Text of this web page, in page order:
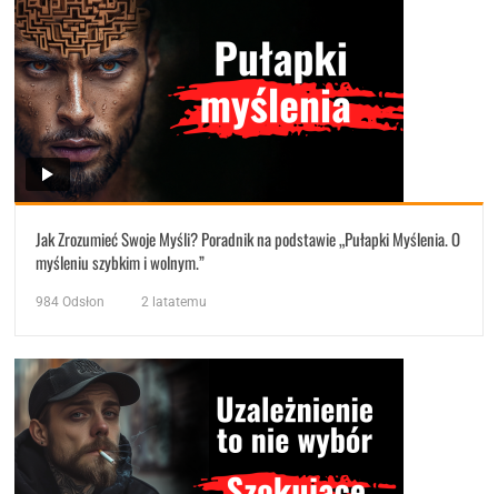
Jak Zrozumieć Swoje Myśli? Poradnik na podstawie „Pułapki Myślenia. O
myśleniu szybkim i wolnym.”
984 Odsłon 2 latatemu